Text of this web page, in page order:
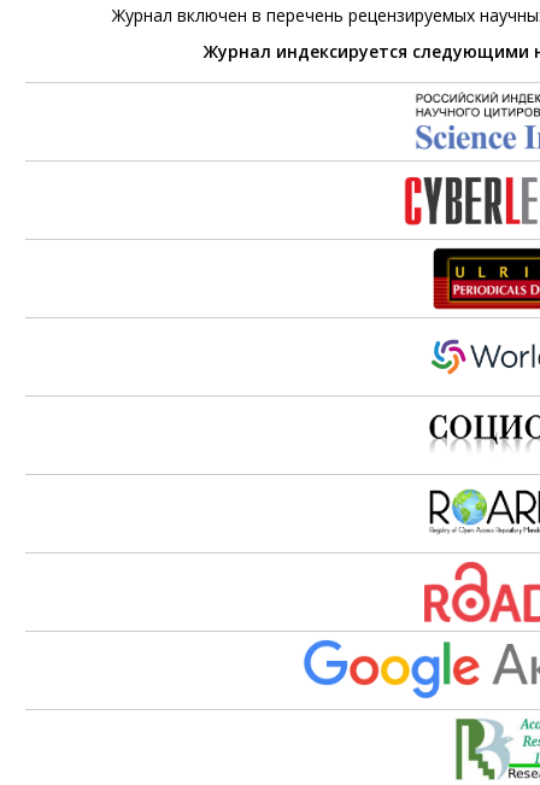
Журнал включен в перечень рецензируемых
Журнал индексируется